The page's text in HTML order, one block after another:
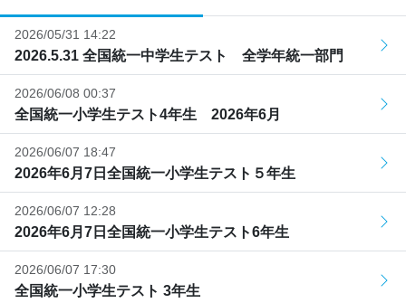
2026/05/31 14:22
2026.5.31 全国統一中学生テスト 全学年統一部門
2026/06/08 00:37
全国統一小学生テスト4年生 2026年6月
2026/06/07 18:47
2026年6月7日全国統一小学生テスト５年生
2026/06/07 12:28
2026年6月7日全国統一小学生テスト6年生
2026/06/07 17:30
全国統一小学生テスト 3年生